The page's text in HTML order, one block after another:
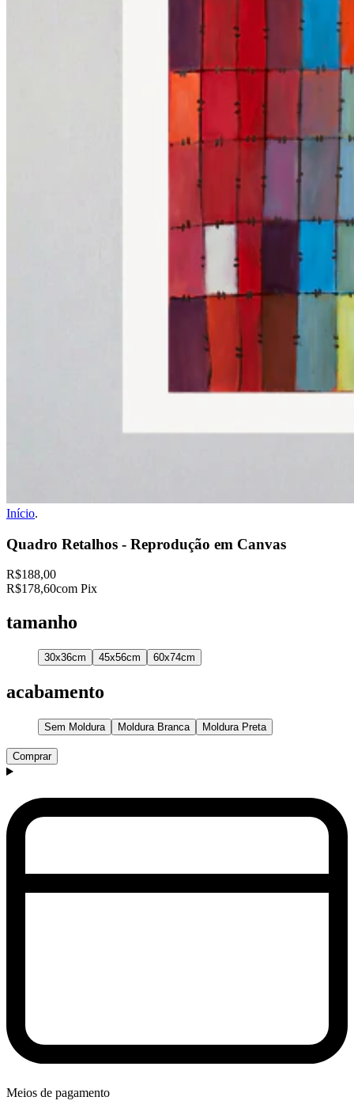
Início.
Quadro Retalhos - Reprodução em Canvas
R$188,00
R$178,60com Pix
tamanho
30x36cm 45x56cm 60x74cm
acabamento
Sem Moldura Moldura Branca Moldura Preta
Comprar
Meios de pagamento